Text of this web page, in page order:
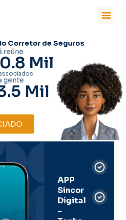
Corretor de Seguros
reúne
Mil
gente
Mil
APP
Sincor
Digital
-